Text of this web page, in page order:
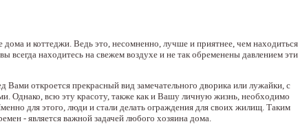
и коттеджи. Ведь это, несомненно, лучше и приятнее, чем
всегда находитесь на свежем воздухе и не так обременены давлением
Вами откроется прекрасный вид замечательного дворика или лужайки, с
Однако, всю эту красоту, также как и Вашу личную жизнь, необходимо
для этого, люди и стали делать ограждения для своих жилищ. Таким
- является важной задачей любого хозяина дома.